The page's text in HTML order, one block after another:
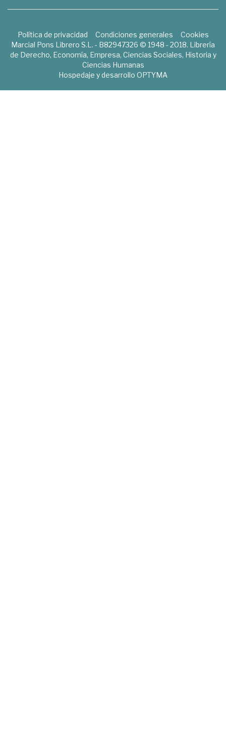
Política de privacidad Condiciones generales
Cookies
Marcial Pons Librero S.L. - B82947326 © 1948 - 2018. Librería
de Derecho, Economía, Empresa, Ciencias Sociales, Historia y
Ciencias Humanas
Hospedaje y desarrollo OPTYMA